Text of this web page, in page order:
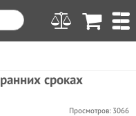
сроках
Просмотров: 3066